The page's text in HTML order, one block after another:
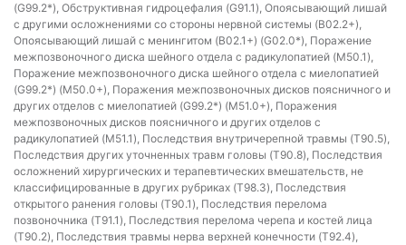
(G99.2*), Обструктивная гидроцефалия (G91.1), Опоясывающий лишай
с другими осложнениями со стороны нервной системы (B02.2+),
Опоясывающий лишай с менингитом (B02.1+) (G02.0*), Поражение
межпозвоночного диска шейного отдела с радикулопатией (M50.1),
Поражение межпозвоночного диска шейного отдела с миелопатией
(G99.2*) (M50.0+), Поражения межпозвоночных дисков поясничного и
других отделов с миелопатией (G99.2*) (M51.0+), Поражения
межпозвоночных дисков поясничного и других отделов с
радикулопатией (M51.1), Последствия внутричерепной травмы (T90.5),
Последствия других уточненных травм головы (T90.8), Последствия
осложнений хирургических и терапевтических вмешательств, не
классифицированные в других рубриках (T98.3), Последствия
открытого ранения головы (T90.1), Последствия перелома
позвоночника (T91.1), Последствия перелома черепа и костей лица
(T90.2), Последствия травмы нерва верхней конечности (T92.4),